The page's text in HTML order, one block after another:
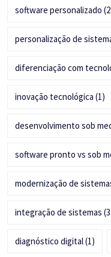
software personalizado
personalização de
diferenciação com
inovação tecnológica (1)
desenvolvimento sob
software pronto vs sob
modernização de
integração de sistemas
diagnóstico digital(1)